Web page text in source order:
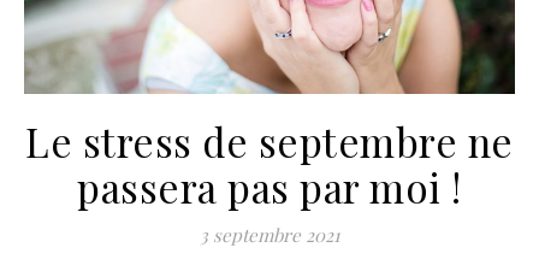
Le stress de septembre ne
passera pas par moi !
3 septembre 2021